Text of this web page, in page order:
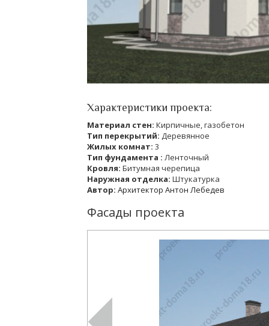
Характеристики проекта:
Материал стен: Кирпичные, газобетон
Тип перекрытий: Деревянное
Жилых комнат: 3
Тип фундамента : Ленточный
Кровля: Битумная черепица
Наружная отделка: Штукатурка
Автор: Архитектор Антон Лебедев
Фасады проекта